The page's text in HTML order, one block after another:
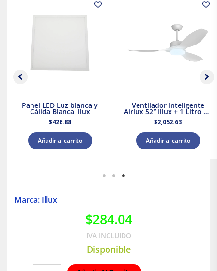
Panel LED Luz blanca y
Cálida Blanca Illux
$426.88
Añadir al carrito
Ventilador Inteligente
Airlux 52″ Illux + 1 Litro de
Pintura Blanca Acuario
$2,052.63
Añadir al carrito
Marca: Illux
$284.04
IVA INCLUIDO
Disponible